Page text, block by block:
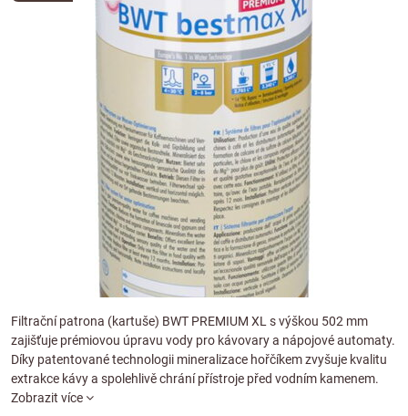
Filtrační patrona (kartuše) BWT PREMIUM XL s výškou 502 mm
zajišťuje prémiovou úpravu vody pro kávovary a nápojové automaty.
Díky patentované technologii mineralizace hořčíkem zvyšuje kvalitu
extrakce kávy a spolehlivě chrání přístroje před vodním kamenem.
Zobrazit více